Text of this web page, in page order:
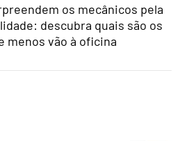
os mecânicos pela
descubra quais são os
menos vão à oficina